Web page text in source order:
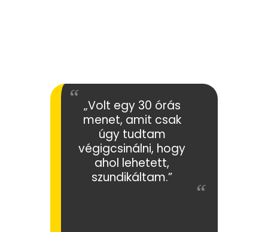
„Volt egy 30 órás
menet, amit csak
úgy tudtam
végigcsinálni, hogy
ahol lehetett,
szundikáltam.”